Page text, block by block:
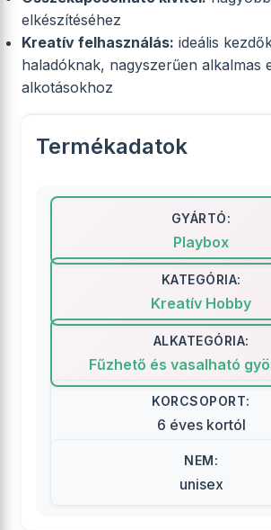
elkészítéséhez
Kreatív felhasználás: ideális
haladóknak, nagyszerűen alkalmas
alkotásokhoz
Termékadatok
GYÁRTÓ:
Playbox
KATEGÓRIA:
Kreatív Hobby
ALKATEGÓRIA:
Fűzhető és vasalható
KORCSOPORT:
6 éves kortól
NEM:
unisex